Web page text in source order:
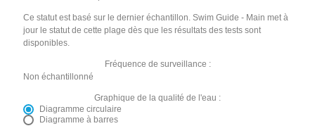
Ce statut est basé sur le dernier échantillon. Swim Guide - Main met à
jour le statut de cette plage dès que les résultats des tests sont
disponibles.
Fréquence de surveillance :
Non échantillonné
Graphique de la qualité de l'eau :
Diagramme circulaire
Diagramme à barres